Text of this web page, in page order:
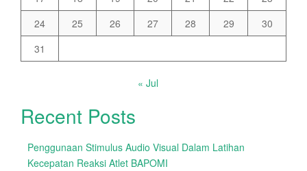
24
25 26 27 28 29
30
31
« Jul
Recent Posts
Penggunaan Stimulus Audio Visual Dalam Latihan
Kecepatan Reaksi Atlet BAPOMI